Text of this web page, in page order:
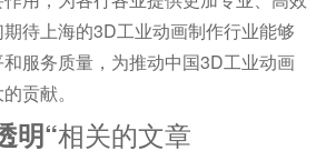
待上海的3D工业动画制作行业能够
服务质量，为推动中国3D工业动画
贡献。
明“相关的文章